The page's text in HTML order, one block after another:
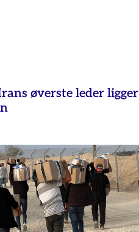
øverste leder ligger